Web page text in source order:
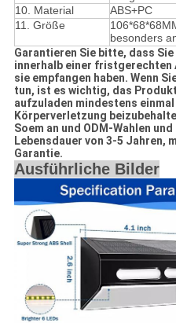
10. Material
ABS+PC
11. Größe
besonders
Garantieren Sie bitte, dass
innerhalb einer fristgerechten
sie empfangen haben. Wenn
tun, ist es wichtig, das
aufzuladen mindestens
Körperverletzung
Soem an und ODM-Wahlen
Lebensdauer von 3-5 Jahren,
Garantie.
Ausführliche Bilder